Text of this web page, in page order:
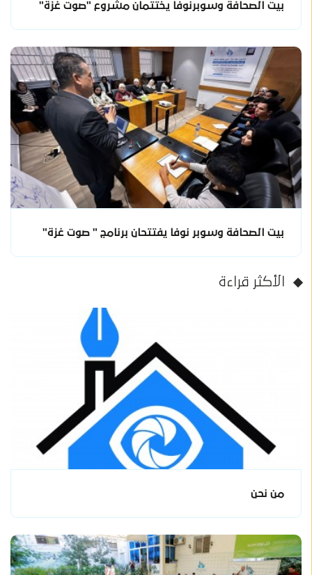
بيت الصحافة وسوبرنوفا يختتمان مشروع "صوت غزة"
بيت الصحافة وسوبر نوفا يفتتحان برنامج " صوت غزة"
الأكثر قراءة
من نحن